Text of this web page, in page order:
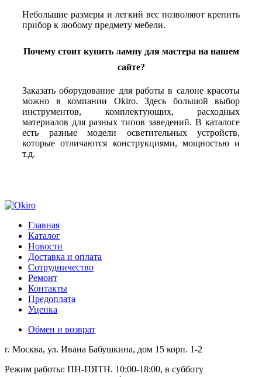
Небольшие размеры и легкий вес позволяют крепить
прибор к любому предмету мебели.
Почему стоит купить лампу для мастера на нашем
сайте?
Заказать оборудование для работы в салоне красоты
можно в компании Okiro. Здесь большой выбор
инструментов, комплектующих, расходных
материалов для разных типов заведений. В каталоге
есть разные модели осветительных устройств,
которые отличаются конструкциями, мощностью и
т.д.
Главная
Каталог
Новости
Доставка и оплата
Сотрудничество
Ремонт
Контакты
Предоплата
Уценка
Обмен и возврат
г. Москва, ул. Ивана Бабушкина, дом 15 корп. 1-2
Режим работы: ПН-ПЯТН. 10:00-18:00, в субботу